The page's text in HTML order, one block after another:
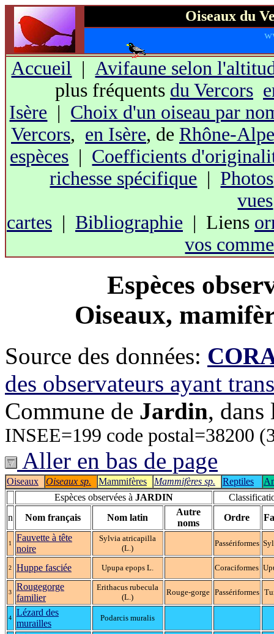
Oiseaux du
Accueil |Avifaune selon
plus fréquents du Vercors
Isère | Choix d'un oiseau par
Vercors, en Isère, de Rhône-
espèces | Coefficients
richesse spécifique | Photos
vues
cartes | Bibliographie | Liens
vos
Espèces
Oiseaux,
Source des données:
des observateurs ayant
Commune de Jardin,
INSEE=199 code postal=38200
Aller en bas de page
Oiseaux Oiseaux sp. Mammifères Mammifères sp. Reptiles
Espèces observées à JARDIN
n
Nom français Nom latin
Autre
noms
Ordre
1
Fauvette à tête
noire
Sylvia atricapilla
(L.)
Passériformes
2 Huppe fasciée Upupa epops L. Coraciformes
3
Rougegorge
familier
Erithacus rubecula
(L.)
Rouge-gorge Passériformes
4
Lézard des
murailles
Podarcis muralis